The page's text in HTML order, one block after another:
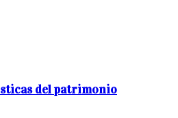
del patrimonio